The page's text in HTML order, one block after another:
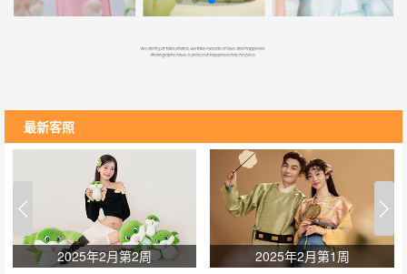
最新客照
2025年2月第2周 2025年2月第1周